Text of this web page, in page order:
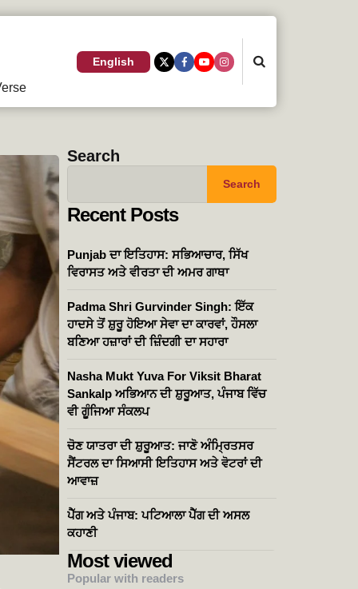
English
Search
Search
Recent Posts
Punjab ਦਾ ਇਤਿਹਾਸ: ਸਭਿਆਚਾਰ, ਸਿੱਖ
ਵਿਰਾਸਤ ਅਤੇ ਵੀਰਤਾ ਦੀ ਅਮਰ ਗਾਥਾ
Padma Shri Gurvinder Singh: ਇੱਕ
ਹਾਦਸੇ ਤੋਂ ਸ਼ੁਰੂ ਹੋਇਆ ਸੇਵਾ ਦਾ ਕਾਰਵਾਂ, ਹੌਸਲਾ
ਬਣਿਆ ਹਜ਼ਾਰਾਂ ਦੀ ਜ਼ਿੰਦਗੀ ਦਾ ਸਹਾਰਾ
Nasha Mukt Yuva For Viksit Bharat
Sankalp ਅਭਿਆਨ ਦੀ ਸ਼ੁਰੂਆਤ, ਪੰਜਾਬ ਵਿੱਚ
ਵੀ ਗੂੰਜਿਆ ਸੰਕਲਪ
ਚੋਣ ਯਾਤਰਾ ਦੀ ਸ਼ੁਰੂਆਤ: ਜਾਣੋ ਅੰਮ੍ਰਿਤਸਰ
ਸੈਂਟਰਲ ਦਾ ਸਿਆਸੀ ਇਤਿਹਾਸ ਅਤੇ ਵੋਟਰਾਂ ਦੀ
ਆਵਾਜ਼
ਪੈੱਗ ਅਤੇ ਪੰਜਾਬ: ਪਟਿਆਲਾ ਪੈੱਗ ਦੀ ਅਸਲ
ਕਹਾਣੀ
Most viewed
Popular with readers